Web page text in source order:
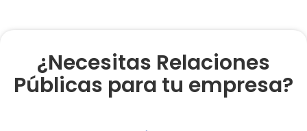
¿Necesitas Relaciones
Públicas para tu empresa?